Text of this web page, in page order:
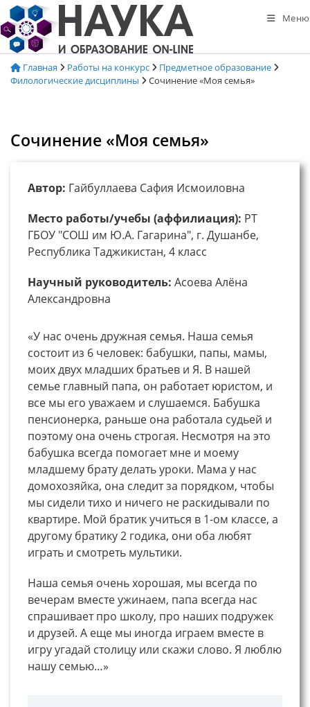
Перейти
к
содержимому
Меню
Главная Работы на конкурс
Предметное образование
Филологические дисциплины
Сочинение «Моя семья»
Сочинение «Моя семья»
Автор: Гайбуллаева Сафия Исмоиловна
Место работы/учебы (аффилиация): РТ
ГБОУ "СОШ им Ю.А. Гагарина", г. Душанбе,
Республика Таджикистан, 4 класс
Научный руководитель: Асоева Алёна
Александровна
«У нас очень дружная семья. Наша семья
состоит из 6 человек: бабушки, папы, мамы,
моих двух младших братьев и Я. В нашей
семье главный папа, он работает юристом, и
все мы его уважаем и слушаемся. Бабушка
пенсионерка, раньше она работала судьей и
поэтому она очень строгая. Несмотря на это
бабушка всегда помогает мне и моему
младшему брату делать уроки. Мама у нас
домохозяйка, она следит за порядком, чтобы
мы сидели тихо и ничего не раскидывали по
квартире. Мой братик учиться в 1-ом классе, а
другому братику 2 годика, они оба любят
играть и смотреть мультики.
Наша семья очень хорошая, мы всегда по
вечерам вместе ужинаем, папа всегда нас
спрашивает про школу, про наших подружек
и друзей. А еще мы иногда играем вместе в
игру угадай столицу или скажи слово. Я люблю
нашу семью…»